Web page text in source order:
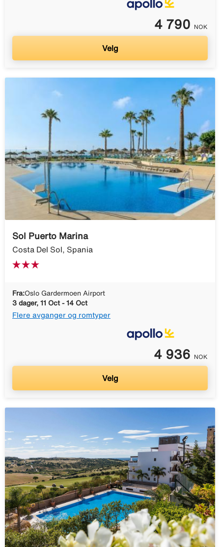
4 790 NOK
Velg
Sol Puerto Marina
Costa Del Sol, Spania
Fra:Oslo Gardermoen Airport
3 dager, 11 Oct - 14 Oct
Flere avganger og romtyper
4 936 NOK
Velg